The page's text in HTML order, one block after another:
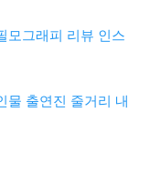
모그래피 리뷰 인스
물 출연진 줄거리 내